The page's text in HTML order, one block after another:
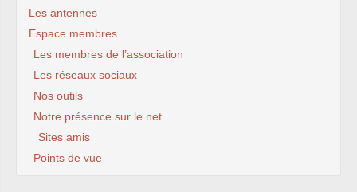
Les antennes
Espace membres
Les membres de l’association
Les réseaux sociaux
Nos outils
Notre présence sur le net
Sites amis
Points de vue